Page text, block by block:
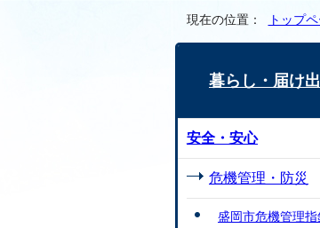
現在の位置： トップ
暮らし・届け出
安全・安心
危機管理・防災
盛岡市危機管理指